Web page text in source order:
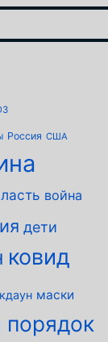
Россия США
война
дети
ковид
маски